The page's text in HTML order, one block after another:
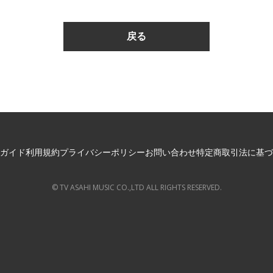
イド利用規約プライバシーポリシーお問い合わせ特定商取引法に基
© TV ASAHI MUSIC CO.,LTD ALL RIGHTS RESERVED.